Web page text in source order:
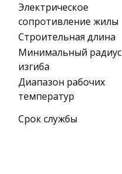
Электрическое
сопротивление жилы
Строительная длина
Минимальный радиус
изгиба
Диапазон рабочих
температур
Срок службы